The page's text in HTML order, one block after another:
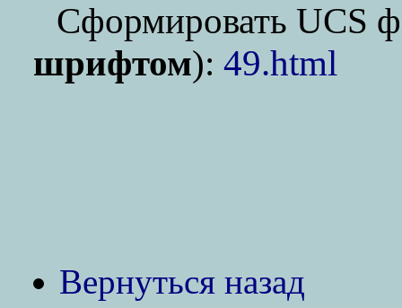
Cформировать UCS
шрифтом): 49.html
Вернуться назад